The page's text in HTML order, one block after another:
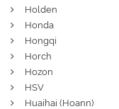
Holden
Honda
Hongqi
Horch
Hozon
HSV
Huaihai (Hoann)